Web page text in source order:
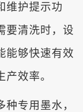
维护提示功
要清洗时，设
能够快速有效
效率。
专用墨水，